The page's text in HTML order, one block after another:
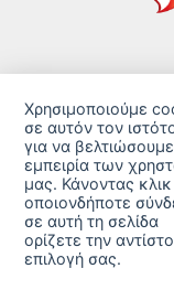
© 2026
Χρησιμοποιούμε
σε αυτόν τον
για να
εμπειρία των
μας. Κάνοντας
οποιονδήποτε
σε αυτή τη σελίδα
ορίζετε την
επιλογή σας.